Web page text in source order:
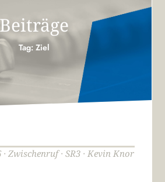
Beiträge
Tag: Ziel
Zwischenruf · SR3 · Kevin Knor